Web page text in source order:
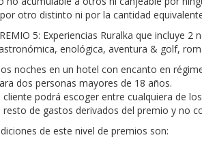
otro distinto ni por la cantidad
5: Experiencias Ruralka que incluye
enológica, aventura & golf,
noches en un hotel con encanto en
dos personas mayores de 18 años.
cliente podrá escoger entre cualquiera de
resto de gastos derivados del premio y no
de este nivel de premios son: